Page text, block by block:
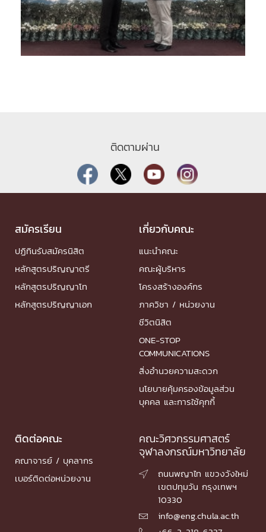
ติดตามผ่าน
สมัครเรียน
ปฏิทินรับสมัครนิสิต
หลักสูตรปริญญาตรี
หลักสูตรปริญญาโท
หลักสูตรปริญญาเอก
เกี่ยวกับคณะ
แนะนำคณะ
คณะผู้บริหาร
โครงสร้างองค์กร
ภาควิชา / หน่วยงาน
ชีวิตนิสิต
ONE-STOP
COMMUNICATIONS
สิ่งอำนวยความสะดวก
นโยบายคุ้มครองข้อมูลส่วน
บุคคล และการใช้คุกกี้
ติดต่อคณะ
คณาจารย์ / บุคลากร
เบอร์ติดต่อหน่วยงาน
คณะวิศวกรรมศาสตร์
จุฬาลงกรณ์มหาวิทยาลัย

ถนนพญาไท แขวงวังใหม่
เขตปทุมวัน กรุงเทพฯ
10330
 info@eng.chula.ac.th